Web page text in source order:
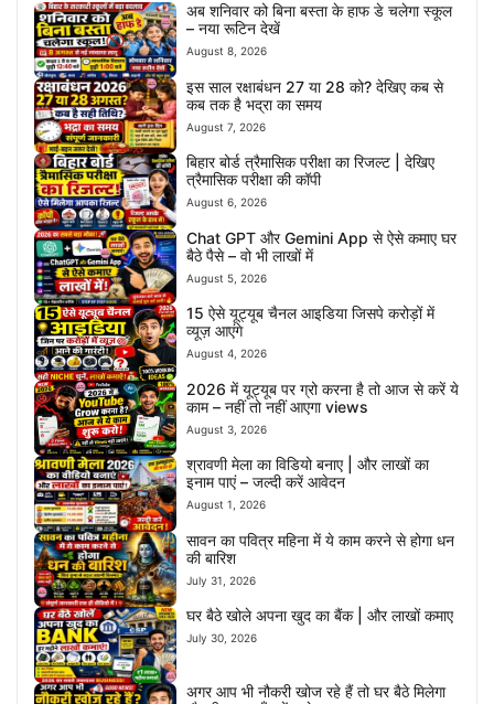
अब शनिवार को बिना बस्ता के हाफ डे चलेगा स्कूल
– नया रूटिन देखें
August 8, 2026
इस साल रक्षाबंधन 27 या 28 को? देखिए कब से
कब तक है भद्रा का समय
August 7, 2026
बिहार बोर्ड त्रैमासिक परीक्षा का रिजल्ट | देखिए
त्रैमासिक परीक्षा की कॉपी
August 6, 2026
Chat GPT और Gemini App से ऐसे कमाए घर
बैठे पैसे – वो भी लाखों में
August 5, 2026
15 ऐसे यूट्यूब चैनल आइडिया जिसपे करोड़ों में
व्यूज़ आएंगे
August 4, 2026
2026 में यूट्यूब पर ग्रो करना है तो आज से करें ये
काम – नहीं तो नहीं आएगा views
August 3, 2026
श्रावणी मेला का विडियो बनाए | और लाखों का
इनाम पाएं – जल्दी करें आवेदन
August 1, 2026
सावन का पवित्र महिना में ये काम करने से होगा धन
की बारिश
July 31, 2026
घर बैठे खोले अपना खुद का बैंक | और लाखों कमाए
July 30, 2026
अगर आप भी नौकरी खोज रहे हैं तो घर बैठे मिलेगा